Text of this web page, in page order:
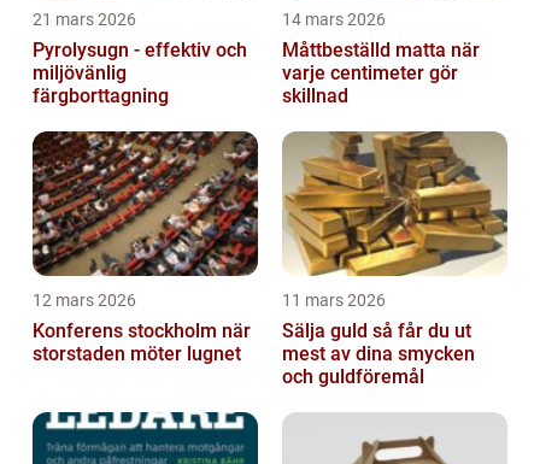
21 mars 2026
Pyrolysugn - effektiv och
miljövänlig
färgborttagning
14 mars 2026
Måttbeställd matta när
varje centimeter gör
skillnad
12 mars 2026
Konferens stockholm när
storstaden möter lugnet
11 mars 2026
Sälja guld så får du ut
mest av dina smycken
och guldföremål